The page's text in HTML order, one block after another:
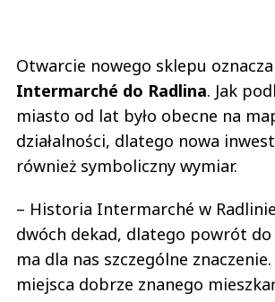
Otwarcie nowego sklepu oznacza
Intermarché do Radlina. Jak
miasto od lat było obecne na
działalności, dlatego nowa
również symboliczny wymiar.
– Historia Intermarché w
dwóch dekad, dlatego powrót
ma dla nas szczególne
miejsca dobrze znanego